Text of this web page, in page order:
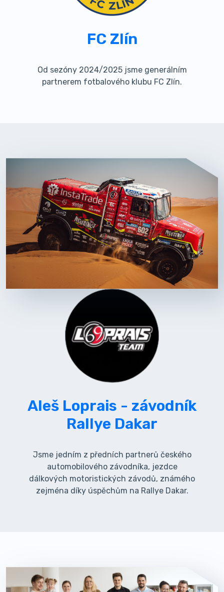
FC Zlín
Od sezóny 2024/2025 jsme generálním
partnerem fotbalového klubu FC Zlín.
Aleš Loprais - závodník
Rallye Dakar
Jsme jedním z předních partnerů českého
automobilového závodníka, jezdce
dálkových motoristických závodů, známého
zejména díky úspěchům na Rallye Dakar.